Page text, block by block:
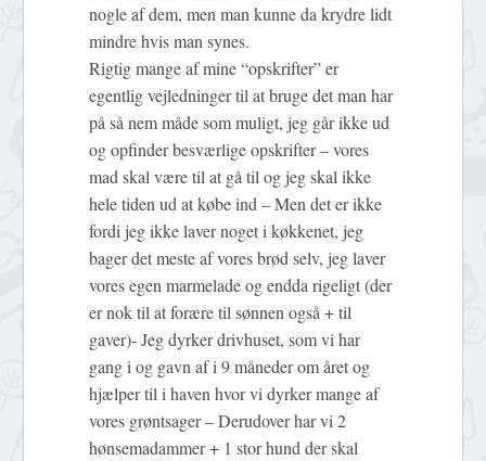
nogle af dem, men man kunne da krydre lidt
mindre hvis man synes.
Rigtig mange af mine “opskrifter” er
egentlig vejledninger til at bruge det man har
på så nem måde som muligt, jeg går ikke ud
og opfinder besværlige opskrifter – vores
mad skal være til at gå til og jeg skal ikke
hele tiden ud at købe ind – Men det er ikke
fordi jeg ikke laver noget i køkkenet, jeg
bager det meste af vores brød selv, jeg laver
vores egen marmelade og endda rigeligt (der
er nok til at forære til sønnen også + til
gaver)- Jeg dyrker drivhuset, som vi har
gang i og gavn af i 9 måneder om året og
hjælper til i haven hvor vi dyrker mange af
vores grøntsager – Derudover har vi 2
hønsemadammer + 1 stor hund der skal